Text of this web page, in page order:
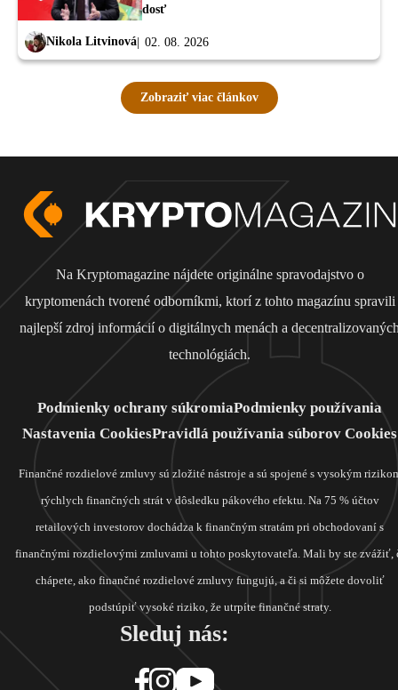
dosť
Nikola Litvinová 02. 08. 2026
Zobraziť viac článkov
Na Kryptomagazine nájdete originálne spravodajstvo o
kryptomenách tvorené odborníkmi, ktorí z tohto magazínu spravili
najlepší zdroj informácií o digitálnych menách a
technológiách.
Podmienky ochrany súkromiaPodmienky používania
Nastavenia CookiesPravidlá používania súborov Cookies
Finančné rozdielové zmluvy sú zložité nástroje a sú spojené s vysokým
rýchlych finančných strát v dôsledku pákového efektu. Na 75 % účtov
retailových investorov dochádza k finančným stratám pri obchodovaní s
finančnými rozdielovými zmluvami u tohto poskytovateľa. Mali by ste zvážiť,
chápete, ako finančné rozdielové zmluvy fungujú, a či si môžete dovoliť
podstúpiť vysoké riziko, že utrpíte finančné straty.
Sleduj nás: